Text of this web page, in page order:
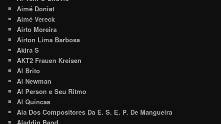
Aimé Doniat
Aimé Vereck
Airto Moreira
Airton Lima Barbosa
Akira S
AKT2 Frauen Kreisen
Al Brito
Al Newman
Al Person e Seu Ritmo
Al Quincas
Ala Dos Compositores Da E. S. E. P. De Mangueira
Aladdin Band